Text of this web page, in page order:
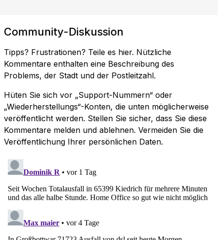
Community-Diskussion
Tipps? Frustrationen? Teile es hier. Nützliche
Kommentare enthalten eine Beschreibung des
Problems, der Stadt und der Postleitzahl.
Hüten Sie sich vor „Support-Nummern“ oder
„Wiederherstellungs“-Konten, die unten möglicherweise
veröffentlicht werden. Stellen Sie sicher, dass Sie diese
Kommentare melden und ablehnen. Vermeiden Sie die
Veröffentlichung Ihrer persönlichen Daten.